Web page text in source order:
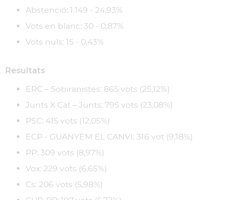
Abstenció: 1.149 - 24,93%
Vots en blanc: 30 - 0,87%
Vots nuls: 15 - 0,43%
Resultats
ERC – Sobiranistes: 865 vots (25,12%)
Junts X Cat – Junts: 795 vots (23,08%)
PSC: 415 vots (12,05%)
ECP - GUANYEM EL CANVI: 316 vot (9,18%)
PP: 309 vots (8,97%)
Vox: 229 vots (6,65%)
Cs: 206 vots (5,98%)